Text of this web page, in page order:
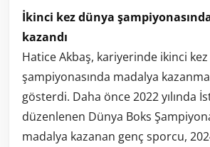
İkinci kez dünya
kazandı
Hatice Akbaş, kariyerinde ikinci
şampiyonasında madalya kazanma
gösterdi. Daha önce 2022 yılında
düzenlenen Dünya Boks
madalya kazanan genç sporcu,